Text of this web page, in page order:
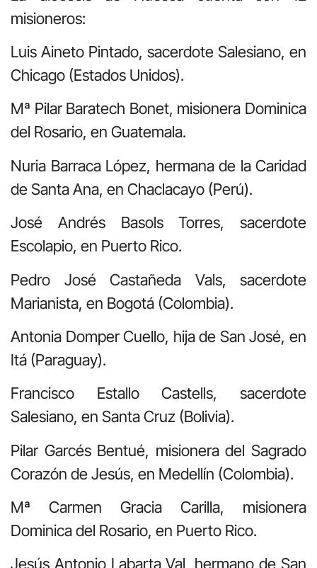
misioneros:
Luis Aineto Pintado, sacerdote Salesiano, en
Chicago (Estados Unidos).
Mª Pilar Baratech Bonet, misionera Dominica
del Rosario, en Guatemala.
Nuria Barraca López, hermana de la Caridad
de Santa Ana, en Chaclacayo (Perú).
José Andrés Basols Torres, sacerdote
Escolapio, en Puerto Rico.
Pedro José Castañeda Vals, sacerdote
Marianista, en Bogotá (Colombia).
Antonia Domper Cuello, hija de San José, en
Itá (Paraguay).
Francisco Estallo Castells, sacerdote
Salesiano, en Santa Cruz (Bolivia).
Pilar Garcés Bentué, misionera del Sagrado
Corazón de Jesús, en Medellín (Colombia).
Mª Carmen Gracia Carilla, misionera
Dominica del Rosario, en Puerto Rico.
Jesús Antonio Labarta Val, hermano de San